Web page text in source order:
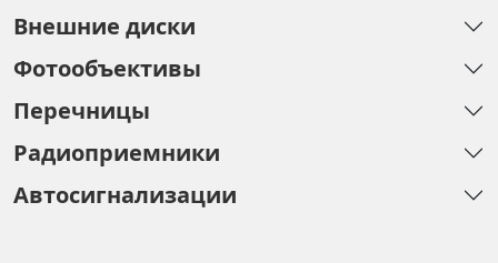
Внешние диски
Фотообъективы
Перечницы
Радиоприемники
Автосигнализации